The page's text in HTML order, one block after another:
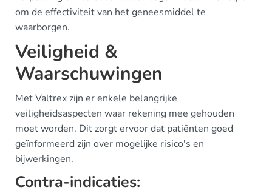
om de effectiviteit van het geneesmiddel te
waarborgen.
Veiligheid &
Waarschuwingen
Met Valtrex zijn er enkele belangrijke
veiligheidsaspecten waar rekening mee gehouden
moet worden. Dit zorgt ervoor dat patiënten goed
geïnformeerd zijn over mogelijke risico's en
bijwerkingen.
Contra-indicaties: